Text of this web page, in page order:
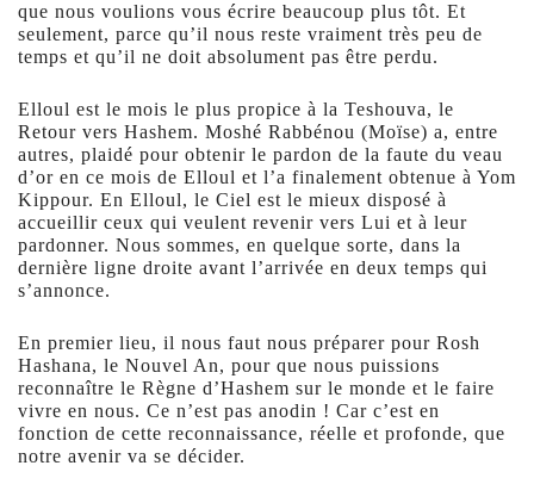
que nous voulions vous écrire beaucoup plus tôt. Et
seulement, parce qu’il nous reste vraiment très peu de
temps et qu’il ne doit absolument pas être perdu.
Elloul est le mois le plus propice à la Teshouva, le
Retour vers Hashem. Moshé Rabbénou (Moïse) a, entre
autres, plaidé pour obtenir le pardon de la faute du veau
d’or en ce mois de Elloul et l’a finalement obtenue à Yom
Kippour. En Elloul, le Ciel est le mieux disposé à
accueillir ceux qui veulent revenir vers Lui et à leur
pardonner. Nous sommes, en quelque sorte, dans la
dernière ligne droite avant l’arrivée en deux temps qui
s’annonce.
En premier lieu, il nous faut nous préparer pour Rosh
Hashana, le Nouvel An, pour que nous puissions
reconnaître le Règne d’Hashem sur le monde et le faire
vivre en nous. Ce n’est pas anodin ! Car c’est en
fonction de cette reconnaissance, réelle et profonde, que
notre avenir va se décider.